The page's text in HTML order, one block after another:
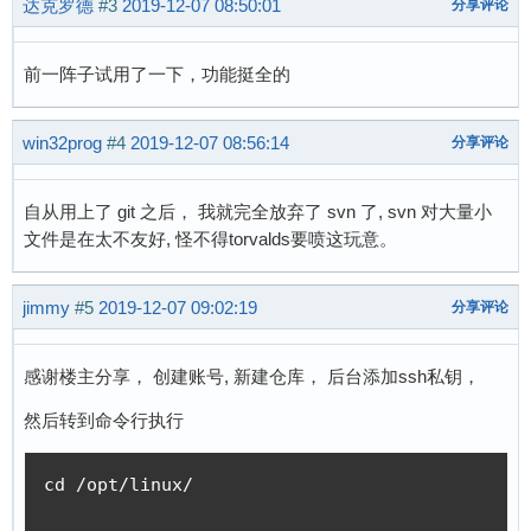
达克罗德 #3 2019-12-07 08:50:01 分享评论
前一阵子试用了一下，功能挺全的
win32prog #4 2019-12-07 08:56:14 分享评论
自从用上了 git 之后， 我就完全放弃了 svn 了, svn 对大量小
文件是在太不友好, 怪不得torvalds要喷这玩意。
jimmy #5 2019-12-07 09:02:19 分享评论
感谢楼主分享， 创建账号, 新建仓库， 后台添加ssh私钥，
然后转到命令行执行
cd /opt/linux/